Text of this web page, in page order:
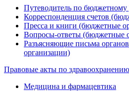
Путеводитель по бюджетному
Корреспонденция счетов
Пресса и книги (бюджетные
Вопросы-ответы (бюджетные
Разъясняющие письма
организации)
Правовые акты по здравоохранению
Медицина и фармацевтика